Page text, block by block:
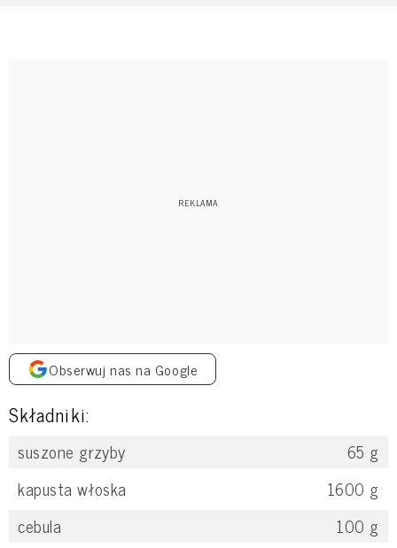
Obserwuj nas na Google
Składniki:
suszone grzyby 65 g
kapusta włoska
1600 g
cebula
100 g